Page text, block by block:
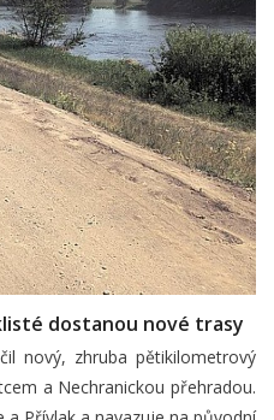
dostanou nové trasy
nový, zhruba pětikilometrový
a Nechranickou přehradou.